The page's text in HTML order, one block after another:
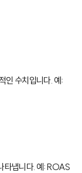
인 수치입니다. 예:
타냅니다. 예: ROAS